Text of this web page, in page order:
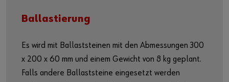
Ballastierung
Es wird mit Ballaststeinen mit den Abmessungen 300
x 200 x 60 mm und einem Gewicht von 8 kg geplant.
Falls andere Ballaststeine eingesetzt werden